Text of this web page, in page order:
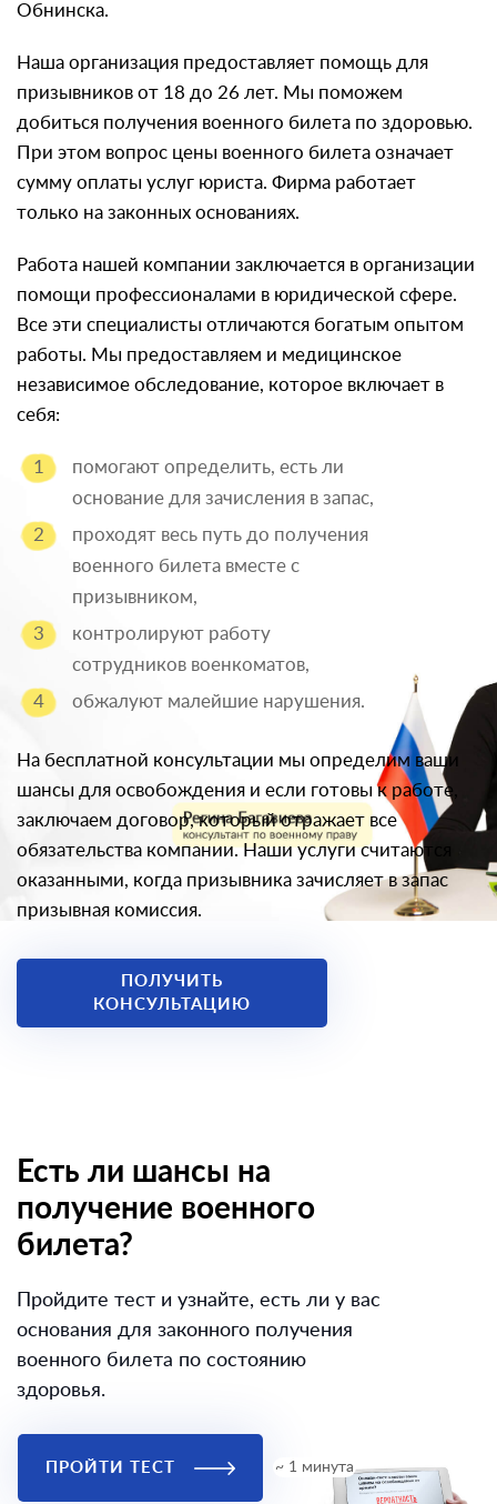
Обнинска.
Наша организация предоставляет помощь для
призывников от 18 до 26 лет. Мы поможем
добиться получения военного билета по здоровью.
При этом вопрос цены военного билета означает
сумму оплаты услуг юриста. Фирма работает
только на законных основаниях.
Работа нашей компании заключается в организации
помощи профессионалами в юридической сфере.
Все эти специалисты отличаются богатым опытом
работы. Мы предоставляем и медицинское
независимое обследование, которое включает в
себя:
помогают определить, есть ли
основание для зачисления в запас,
проходят весь путь до получения
военного билета вместе с
призывником,
контролируют работу
сотрудников военкоматов,
обжалуют малейшие нарушения.
На бесплатной консультации мы определим ваши
шансы для освобождения и если готовы к работе,
заключаем договор, который отражает все
обязательства компании. Наши услуги считаются
оказанными, когда призывника зачисляет в запас
призывная комиссия.
ПОЛУЧИТЬ
КОНСУЛЬТАЦИЮ
Есть ли шансы на
получение военного
билета?
Пройдите тест и узнайте, есть ли у вас
основания для законного получения
военного билета по состоянию
здоровья.
ПРОЙТИ ТЕСТ ~ 1 минута